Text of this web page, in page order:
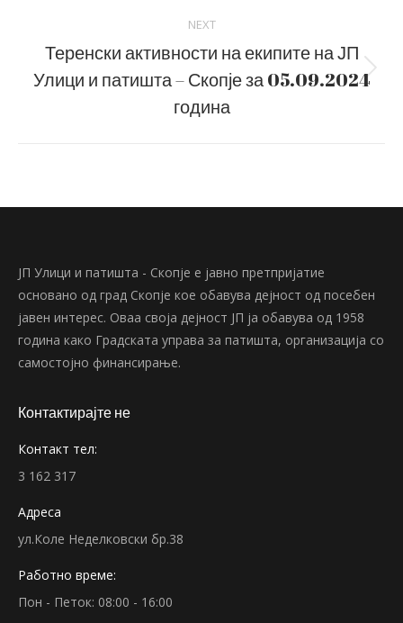
NEXT
Next
post:
Теренски активности на екипите на ЈП
Улици и патишта – Скопје за 05.09.2024
година
ЈП Улици и патишта - Скопје е јавно претпријатие
основано од град Скопје кое обавува дејност од посебен
јавен интерес. Оваа своја дејност ЈП ја обавува од 1958
година како Градската управа за патишта, организација со
самостојно финансирање.
Контактирајте не
Контакт тел:
3 162 317
Адреса
ул.Коле Неделковски бр.38
Работно време:
Пон - Петок: 08:00 - 16:00